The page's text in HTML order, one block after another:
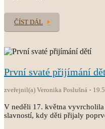
ČÍST DÁL
První svaté přijímání
zveřejnil(a) Veronika Poslušná
V neděli 17. května
slavností, kdy děti přijaly